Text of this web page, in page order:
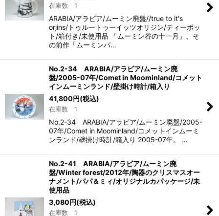
在庫数 1
ARABIA/アラビア/ムーミン廃盤//true to it's
orjins/トゥルートゥーイッツオリジン/ティーポッ
ト/箱付き/未使用品 「ムーミン谷の十一月」、そ
の前作「ムーミンパ…
No.2-34 ARABIA/アラビア/ムーミン廃
盤/2005-07年/Comet in Moominland/コメット
インムーミンランド/壁掛け時計/箱入り
41,800円(税込)
在庫数 1
No.2-34 ARABIA/アラビア/ムーミン廃盤/2005-
07年/Comet in Moominland/コメットインムーミ
ンランド/壁掛け時計/箱入り 2005-07年。 …
No.2-41 ARABIA/アラビア/ムーミン廃
盤/Winter forest/2012年/陶器のクリスマスオー
ナメント/パパ＆ミィ/オリジナルカパッケージ/未
使用品
3,080円(税込)
在庫数 1